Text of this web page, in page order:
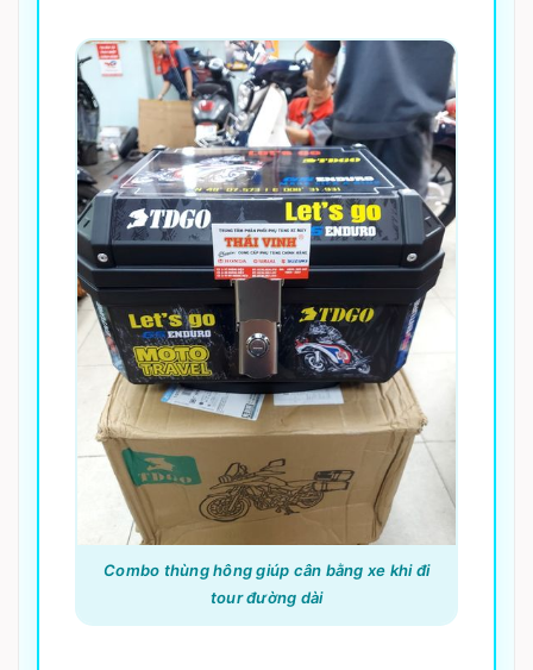
Combo thùng hông giúp cân bằng xe khi đi
tour đường dài